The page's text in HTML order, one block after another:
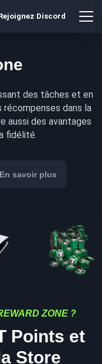
Discord
des tâches et en
dans la
aussi des avantages
fidélité.
En savoir plus
ZONE ?
Points et
Store